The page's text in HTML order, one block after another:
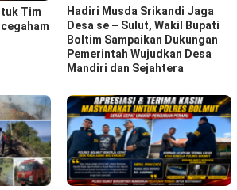
Tim
Hadiri Musda Srikandi Jaga
Desa se – Sulut, Wakil Bupati
Boltim Sampaikan Dukungan
Pemerintah Wujudkan Desa
Mandiri dan Sejahtera